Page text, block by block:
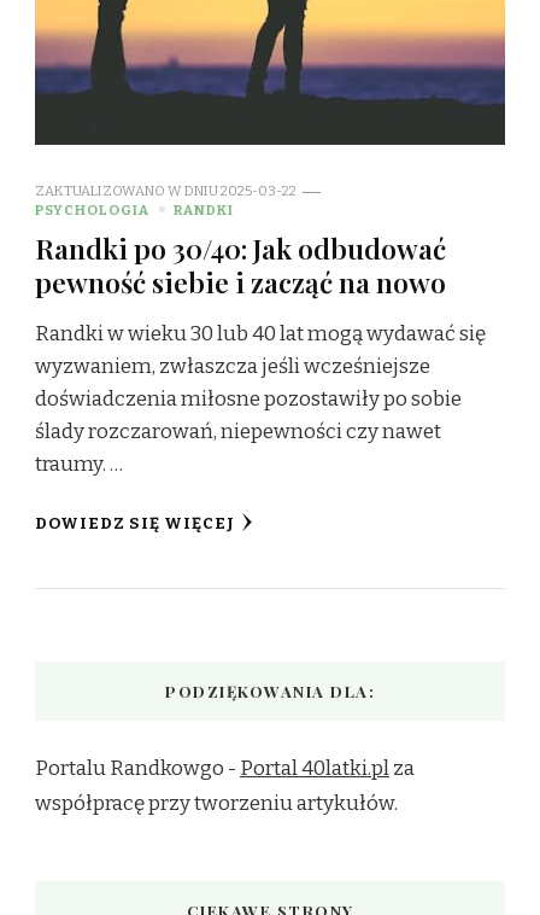
ZAKTUALIZOWANO W DNIU2025-03-22
PSYCHOLOGIA
RANDKI
Randki po 30/40: Jak odbudować
pewność siebie i zacząć na nowo
Randki w wieku 30 lub 40 lat mogą wydawać się
wyzwaniem, zwłaszcza jeśli wcześniejsze
doświadczenia miłosne pozostawiły po sobie
ślady rozczarowań, niepewności czy nawet
traumy. …
DOWIEDZ SIĘ WIĘCEJ
PODZIĘKOWANIA DLA:
Portalu Randkowgo - Portal 40latki.plza
współpracę przy tworzeniu artykułów.
CIEKAWE STRONY